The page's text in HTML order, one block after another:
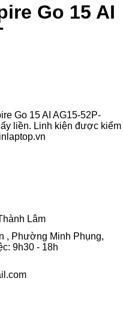
Go 15 AI
Go 15 AI AG15-52P-
liền. Linh kiện được kiểm
Lâm
, Phường Minh Phụng,
9h30 - 18h